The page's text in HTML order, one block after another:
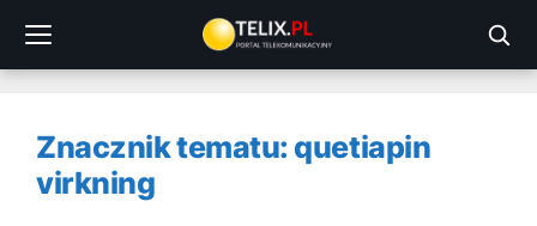
treści
Znacznik tematu: quetiapin
virkning